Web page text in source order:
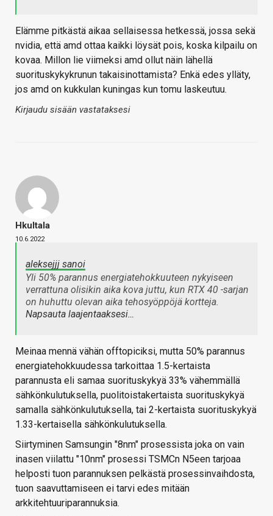
Elämme pitkästä aikaa sellaisessa hetkessä, jossa sekä
nvidia, että amd ottaa kaikki löysät pois, koska kilpailu on
kovaa. Millon lie viimeksi amd ollut näin lähellä
suorituskykykrunun takaisinottamista? Enkä edes ylläty,
jos amd on kukkulan kuningas kun tomu laskeutuu.
Kirjaudu sisään vastataksesi
Hkultala
10.6.2022
aleksejjj sanoi
Yli 50% parannus energiatehokkuuteen nykyiseen
verrattuna olisikin aika kova juttu, kun RTX 40 -sarjan
on huhuttu olevan aika tehosyöppöjä kortteja.
Napsauta laajentaaksesi…
Meinaa mennä vähän offtopiciksi, mutta 50% parannus
energiatehokkuudessa tarkoittaa 1.5-kertaista
parannusta eli samaa suorituskykyä 33% vähemmällä
sähkönkulutuksella, puolitoistakertaista suorituskykyä
samalla sähkönkulutuksella, tai 2-kertaista suorituskykyä
1.33-kertaisella sähkönkulutuksella.
Siirtyminen Samsungin "8nm" prosessista joka on vain
inasen viilattu "10nm" prosessi TSMCn N5een tarjoaa
helposti tuon parannuksen pelkästä prosessinvaihdosta,
tuon saavuttamiseen ei tarvi edes mitään
arkkitehtuuriparannuksia.